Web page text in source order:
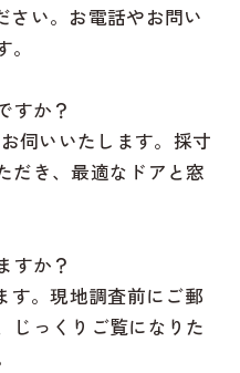
さい。お電話やお問い
すか？
伺いいたします。採寸
だき、最適なドアと窓
すか？
す。現地調査前にご郵
じっくりご覧になりた